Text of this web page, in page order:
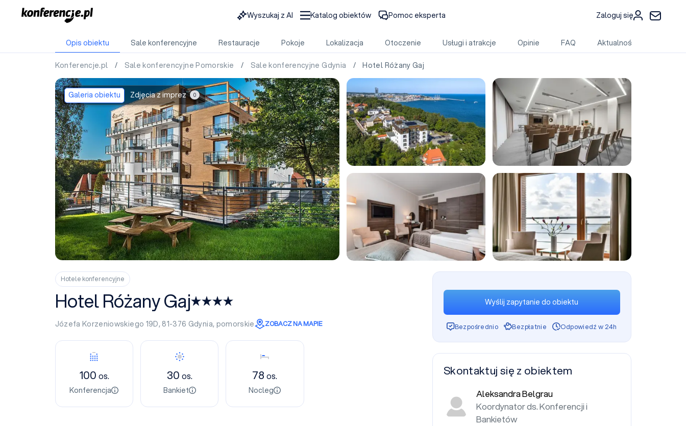
Wyszukaj z AI Katalog obiektów Pomoc eksperta Zaloguj się
Opis obiektu Sale konferencyjne Restauracje Pokoje Lokalizacja Otoczenie Usługi i atrakcje Opinie FAQ Aktualności
Konferencje.pl / Sale konferencyjne Pomorskie / Sale konferencyjne Gdynia / Hotel Różany Gaj
Galeria obiektu Zdjęcia z imprez 0
+19
Hotele konferencyjne
Hotel Różany Gaj
Józefa Korzeniowskiego 19D, 81-376 Gdynia, pomorskie ZOBACZ NA MAPIE
Konferencja
100 os.
Konferencja
Bankiet
30 os.
Bankiet
Nocleg
78os.
Nocleg
Wyślij zapytanie do obiektu
Bezpośrednio Bezpłatnie Odpowiedź w 24h
Skontaktuj się z obiektem
Aleksandra Belgrau
Koordynator ds. Konferencji i
Bankietów